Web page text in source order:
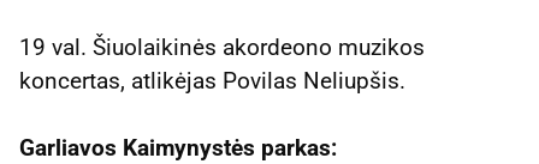
19 val. Šiuolaikinės akordeono muzikos
koncertas, atlikėjas Povilas Neliupšis.
Garliavos Kaimynystės parkas: